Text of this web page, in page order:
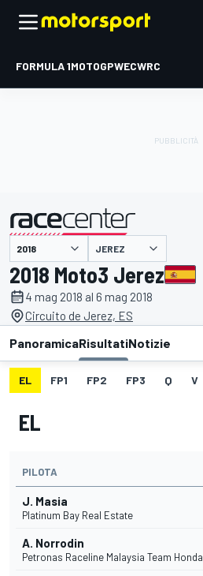
FORMULA 1MOTOGPWECWRC
presentato da JEREZ
2018 Moto3 Jerez
4 mag 2018 al 6 mag 2018
Circuito de Jerez, ES
PanoramicaRisultatiNotizie
EL FP1 FP2 FP3 Q V
EL
PILOTA
J. Masia
Platinum Bay Real Estate
A. Norrodin
Petronas Raceline Malaysia Team Honda